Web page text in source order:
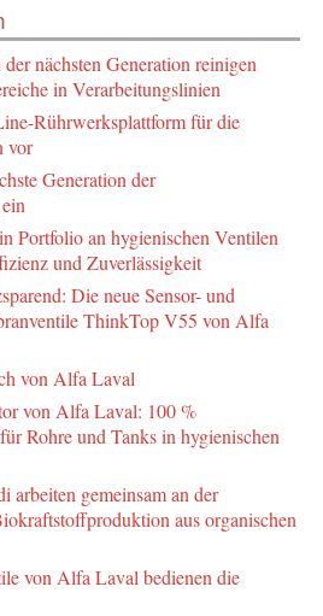
nächsten Generation reinigen
in Verarbeitungslinien
Rührwerksplattform für die
vor
Generation der
Portfolio an hygienischen Ventilen
und Zuverlässigkeit
Die neue Sensor- und
ThinkTop V55 von Alfa
von Alfa Laval
von Alfa Laval: 100 %
Rohre und Tanks in hygienischen
gemeinsam an der
aus organischen
von Alfa Laval bedienen die